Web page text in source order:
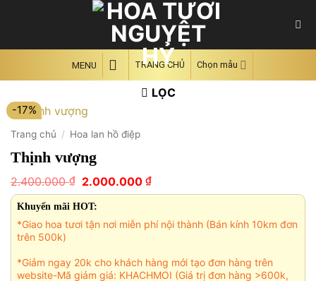
MENU TRANG CHỦ Chọn mẫu
LỌC
-17%
Trang chủ / Hoa lan hồ điệp
Thịnh vượng
2.400.000₫ Giá
gốc
là:
2.400.000 ₫.
2.000.000 ₫Giá
hiện
2.000.000 ₫.
Khuyến mãi HOT:
*Giao hoa tươi tận nơi miễn phí nội thành (Bán kính 10km đơn
trên 500k)
*Giảm ngay 20k cho khách hàng mới tạo đơn hàng trên
website-Mã giảm giá: KHACHMOI (Giá trị đơn hàng >600k,